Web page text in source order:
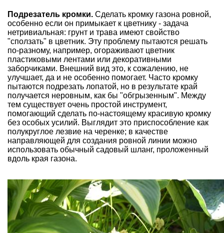
Подрезатель кромки. Сделать кромку газона ровной,
особенно если он примыкает к цветнику - задача
нетривиальная: грунт и трава имеют свойство
"сползать" в цветник. Эту проблему пытаются решать
по-разному, например, огораживают цветник
пластиковыми лентами или декоративными
заборчиками. Внешний вид это, к сожалению, не
улучшает, да и не особенно помогает. Часто кромку
пытаются подрезать лопатой, но в результате край
получается неровным, как бы "обгрызенным". Между
тем существует очень простой инструмент,
помогающий сделать по-настоящему красивую кромку
без особых усилий. Выглядит это приспособление как
полукруглое лезвие на черенке; в качестве
направляющей для создания ровной линии можно
использовать обычный садовый шланг, проложенный
вдоль края газона.